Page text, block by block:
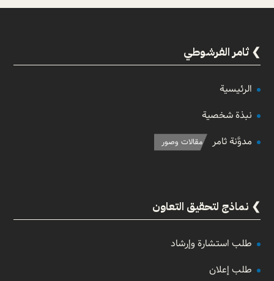
ثامر الفرشوطي
الرئيسية
نبذة شخصية
مدوَّنة ثامر
مقالات وصور
نماذج لتحقيق التعاون
طلب استشارة وإرشاد
طلب إعلان